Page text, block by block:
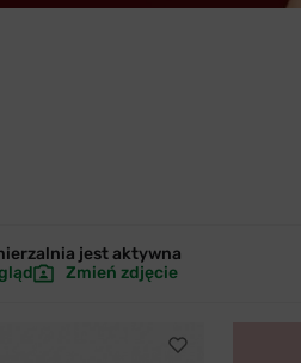
jestaktywna
Zmień zdjęcie